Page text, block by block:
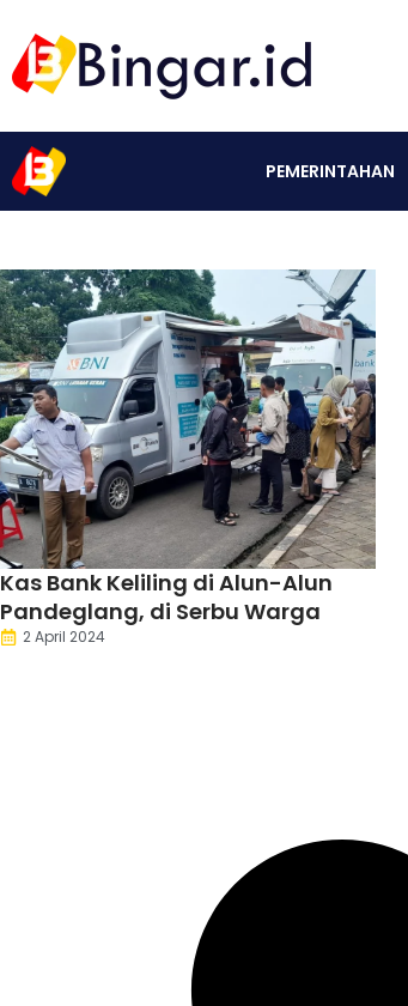
PEMERINTAHAN
Kas Bank Keliling di Alun-Alun
Pandeglang, di Serbu Warga
2 April 2024